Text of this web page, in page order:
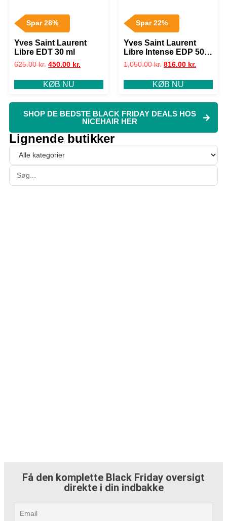
Spar 28%
Yves Saint Laurent
Libre EDT 30 ml
625.00kr. 450.00 kr.
KØB NU
Spar 22%
Yves Saint Laurent
Libre Intense EDP 50
ml
1,050.00kr. 816.00 kr.
KØB NU
SHOP DE BEDSTE BLACK FRIDAY DEALS HOS
NICEHAIR HER
Lignende butikker
Få den komplette Black Friday oversigt
direkte i din indbakke